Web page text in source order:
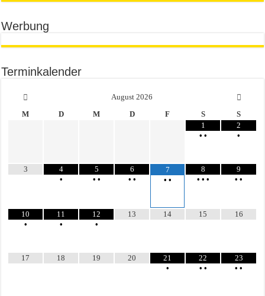
Werbung
Terminkalender
August 2026
M
D M D F S
S
1
• •
2
•
3
4
•
5
• •
6
• •
7
• •
8
• • •
9
••
10
•
11
•
12
•
13 14 15 16
17 18 19 20
21
•
22
• •
23
••